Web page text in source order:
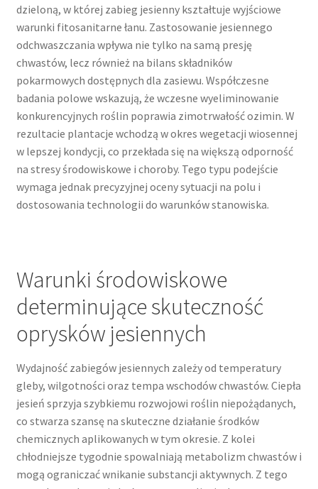
dzieloną, w której zabieg jesienny kształtuje wyjściowe
warunki fitosanitarne łanu. Zastosowanie jesiennego
odchwaszczania wpływa nie tylko na samą presję
chwastów, lecz również na bilans składników
pokarmowych dostępnych dla zasiewu. Współczesne
badania polowe wskazują, że wczesne wyeliminowanie
konkurencyjnych roślin poprawia zimotrwałość ozimin. W
rezultacie plantacje wchodzą w okres wegetacji wiosennej
w lepszej kondycji, co przekłada się na większą odporność
na stresy środowiskowe i choroby. Tego typu podejście
wymaga jednak precyzyjnej oceny sytuacji na polu i
dostosowania technologii do warunków stanowiska.
Warunki środowiskowe
determinujące skuteczność
oprysków jesiennych
Wydajność zabiegów jesiennych zależy od temperatury
gleby, wilgotności oraz tempa wschodów chwastów. Ciepła
jesień sprzyja szybkiemu rozwojowi roślin niepożądanych,
co stwarza szansę na skuteczne działanie środków
chemicznych aplikowanych w tym okresie. Z kolei
chłodniejsze tygodnie spowalniają metabolizm chwastów i
mogą ograniczać wnikanie substancji aktywnych. Z tego